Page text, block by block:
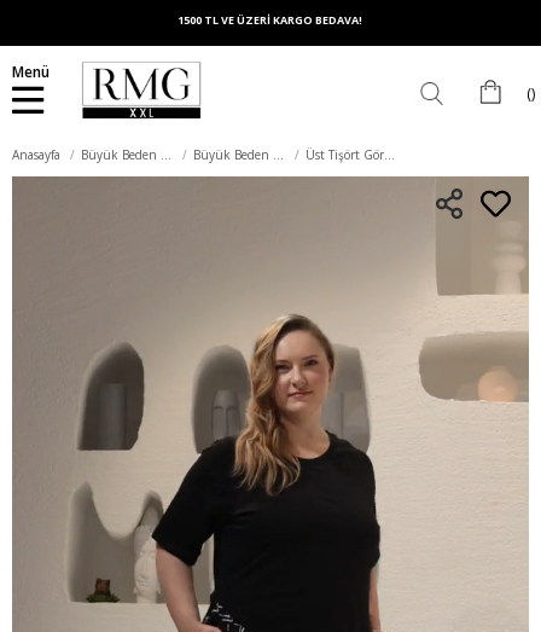
1500 TL VE ÜZERİ KARGO BEDAVA!
Menü
Anasayfa Büyük Beden Elbise Büyük Beden Günlük Elbise Üst Tişört Görünümlü Büyük Beden Cepli Elbise Siyah